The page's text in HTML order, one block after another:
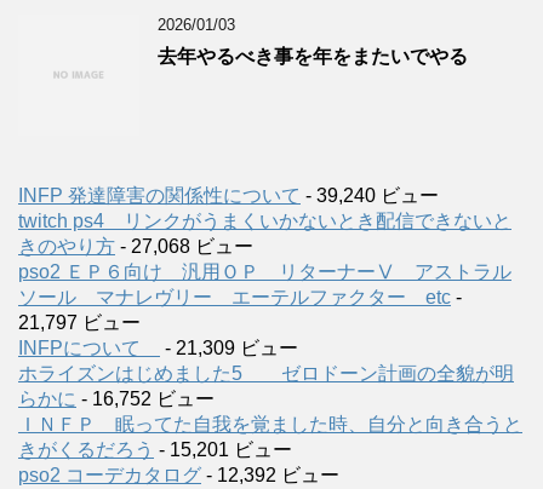
2026/01/03
去年やるべき事を年をまたいでやる
INFP 発達障害の関係性について - 39,240 ビュー
twitch ps4 リンクがうまくいかないとき配信できないと
きのやり方 - 27,068 ビュー
pso2 ＥＰ６向け 汎用ＯＰ リターナーⅤ アストラル
ソール マナレヴリー エーテルファクター etc -
21,797 ビュー
INFPについて
- 21,309 ビュー
ホライズンはじめました5 ゼロドーン計画の全貌が明
らかに - 16,752 ビュー
ＩＮＦＰ 眠ってた自我を覚ました時、自分と向き合うと
きがくるだろう - 15,201 ビュー
pso2 コーデカタログ - 12,392 ビュー